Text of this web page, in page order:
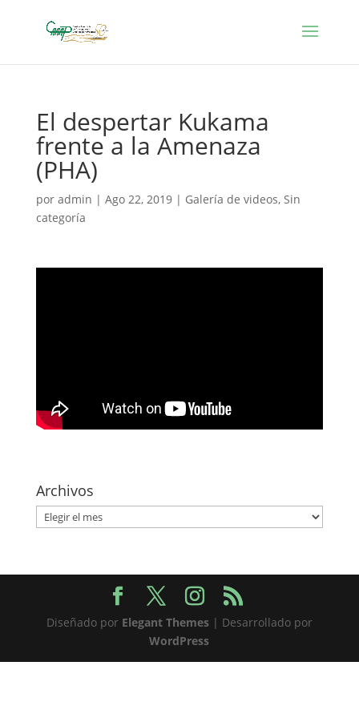
El despertar Kukama
frente a la Amenaza
(PHA)
por admin | Ago 22, 2019| Galería de videos, Sin
categoría
Archivos
Archivos
Diseñado por Elegant Themes| Desarrollado por
WordPress